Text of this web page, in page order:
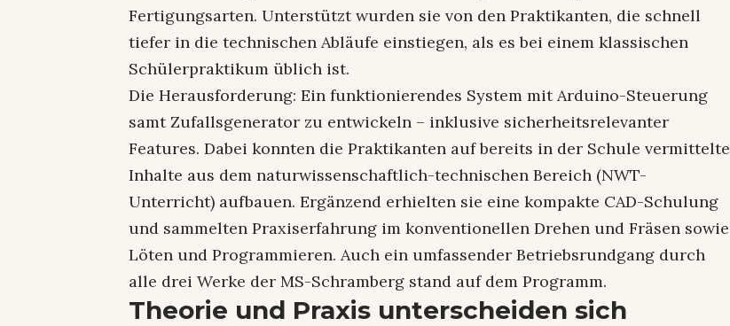
Fertigungsarten. Unterstützt wurden sie von den Praktikanten, die schnell
tiefer in die technischen Abläufe einstiegen, als es bei einem klassischen
Schülerpraktikum üblich ist.
Die Herausforderung: Ein funktionierendes System mit Arduino-Steuerung
samt Zufallsgenerator zu entwickeln – inklusive sicherheitsrelevanter
Features. Dabei konnten die Praktikanten auf bereits in der Schule vermittelte
Inhalte aus dem naturwissenschaftlich-technischen Bereich (NWT-
Unterricht) aufbauen. Ergänzend erhielten sie eine kompakte CAD-Schulung
und sammelten Praxiserfahrung im konventionellen Drehen und Fräsen sowie
Löten und Programmieren. Auch ein umfassender Betriebsrundgang durch
alle drei Werke der MS-Schramberg stand auf dem Programm.
Theorie und Praxis unterscheiden sich